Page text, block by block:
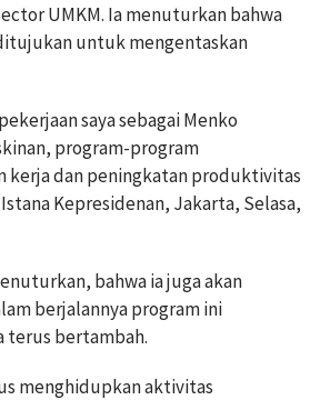
UMKM. Ia menuturkan bahwa
untuk mengentaskan
saya sebagai Menko
program-program
kerja dan peningkatan produktivitas
Kepresidenan, Jakarta, Selasa,
bahwa ia juga akan
berjalannya program ini
terus bertambah.
menghidupkan aktivitas